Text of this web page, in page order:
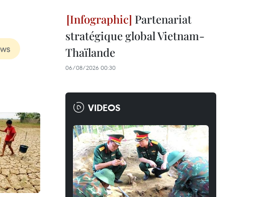
Partenariat
stratégique global Vietnam-
Thaïlande
06/08/2026 00:30
VIDEOS